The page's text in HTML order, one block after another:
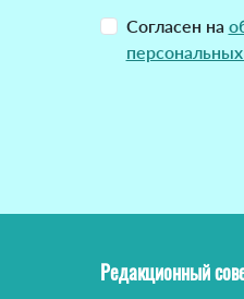
Согласен на
Редакционный